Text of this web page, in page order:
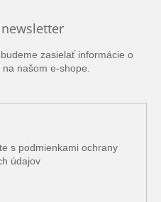
e
p
r
v
y
p
i
s
zasielať informácie o
našom e-shope.
s podmienkami ochrany
údajov